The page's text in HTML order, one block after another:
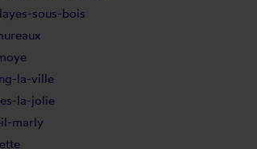
sous-bois
la-ville
la-jolie
marly